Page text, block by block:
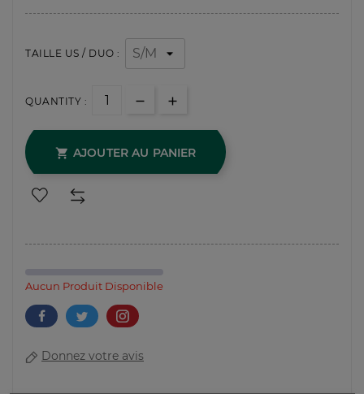
TAILLE US / DUO :
QUANTITY :
 AJOUTER AU PANIER
Aucun Produit Disponible
Donnez votre avis